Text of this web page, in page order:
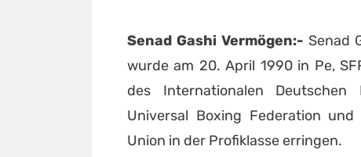
Senad Gashi Vermögen:- Senad
wurde am 20. April 1990 in Pe,
des Internationalen
Universal Boxing Federation
Union in der Profiklasse erringen.